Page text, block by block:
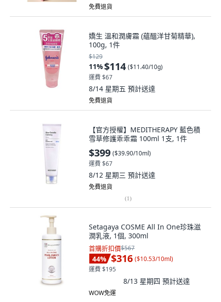
免費退貨
嬌生 溫和潤膚霜 (蘊醞洋甘菊精華),
100g, 1件
$129
11%$114 ($11.40/10g)
運費 $67
8/14 星期五 預計送達
免費退貨
【官方授權】MEDITHERAPY 藍色積
雪草修護乖乖霜 100ml 1支, 1件
$399 ($39.90/10ml)
運費 $67
8/12 星期三 預計送達
免費退貨
(1)
Setagaya COSME All In One珍珠滋
潤乳液, 1個, 300ml
首購折扣價$567
44% $316 ($10.53/10ml)
運費 $195
8/13 星期四 預計送達
WOW免運